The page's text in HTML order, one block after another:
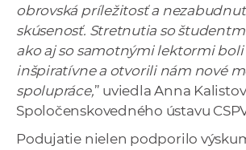
obrovská príležitosť a
skúsenosť. Stretnutia so
ako aj so samotnými lektormi
inšpiratívne a otvorili nám nové
spolupráce,” uviedla Anna
Spoločenskovedného ústavu CSPV
Podujatie nielen podporilo